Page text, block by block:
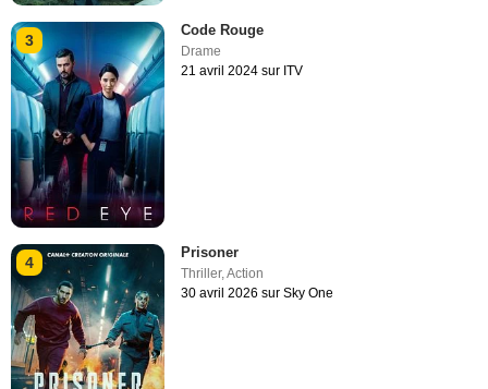
3
Code Rouge
Drame
21 avril 2024 sur ITV
4
Prisoner
Thriller,Action
30 avril 2026 sur Sky One